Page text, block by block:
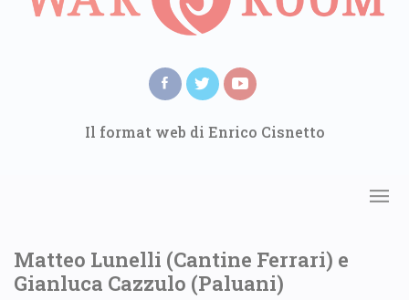
Il format web di Enrico Cisnetto
Matteo Lunelli (Cantine Ferrari) e
Gianluca Cazzulo (Paluani)